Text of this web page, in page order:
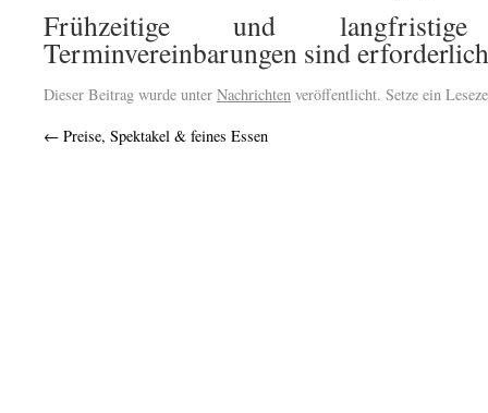
Frühzeitige und
Terminvereinbarungen sind
Dieser Beitrag wurde unter Nachrichten veröffentlicht. Setze ein
← Preise, Spektakel & feines Essen